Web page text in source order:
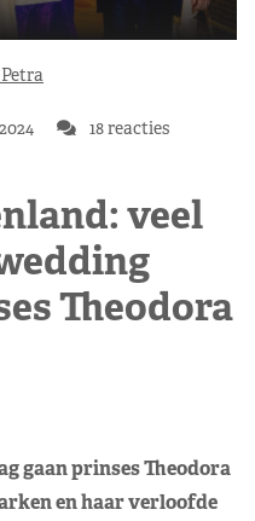
18 reacties
veel
Theodora
gaan prinses Theodora
en haar verloofde